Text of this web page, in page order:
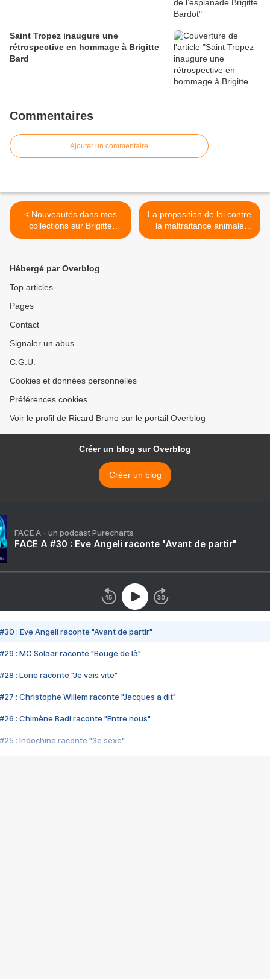
Saint Tropez inaugure une
rétrospective en hommage à Brigitte
Bard
Commentaires
Ajouter un commentaire
< Nouveautés dans mes
collections sur Brigitte
Bardot...
La proposition de loi contre
la maltraitance animale
définitivement adoptée ! >
Hébergé par Overblog
Top articles
Pages
Contact
Signaler un abus
C.G.U.
Cookies et données personnelles
Préférences cookies
Voir le profil de Ricard Bruno sur le portail Overblog
Créer un blog sur Overblog
Créer un blog
FACE A - un podcast Purecharts
FACE A #30 : Eve Angeli raconte "Avant de partir"
#30 : Eve Angeli raconte "Avant de partir"
#29 : MC Solaar raconte "Bouge de là"
#28 : Lorie raconte "Je vais vite"
#27 : Christophe Willem raconte "Jacques a dit"
#26 : Chimène Badi raconte "Entre nous"
#25 : Indochine raconte "3e sexe"